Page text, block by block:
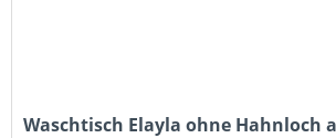
Waschtisch Elayla ohne Hahnloch